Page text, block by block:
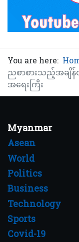
You are here:
ညစာစားသည့်အချိ
အရေးကြီး
Myanmar
Asean
World
Politics
Business
Technology
Sports
Covid-19